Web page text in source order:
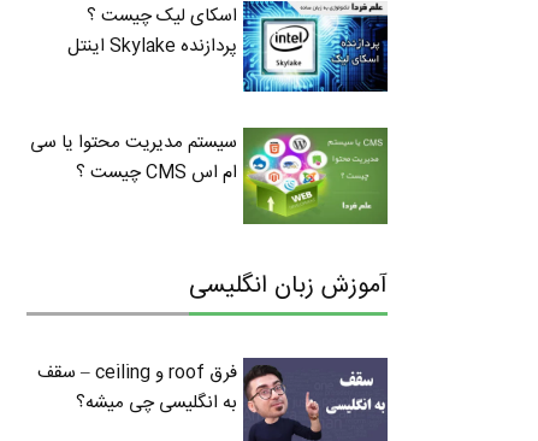
اسکای لیک چیست ؟
پردازنده Skylake اینتل
سیستم مدیریت محتوا یا سی
ام اس CMS چیست ؟
آموزش زبان انگلیسی
فرق roof و ceiling – سقف
به انگلیسی چی میشه؟